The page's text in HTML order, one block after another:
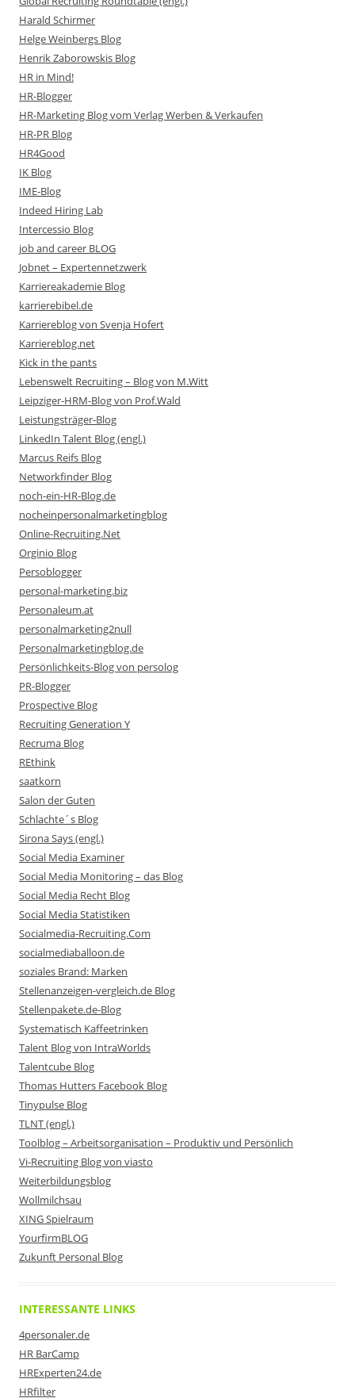
Harald Schirmer
Helge Weinbergs Blog
Henrik Zaborowskis Blog
HR in Mind!
HR-Blogger
HR-Marketing Blog vom Verlag Werben & Verkaufen
HR-PR Blog
HR4Good
IK Blog
IME-Blog
Indeed Hiring Lab
Intercessio Blog
job and career BLOG
Jobnet – Expertennetzwerk
Karriereakademie Blog
karrierebibel.de
Karriereblog von Svenja Hofert
Karriereblog.net
Kick in the pants
Lebenswelt Recruiting – Blog von M.Witt
Leipziger-HRM-Blog von Prof.Wald
Leistungsträger-Blog
LinkedIn Talent Blog (engl.)
Marcus Reifs Blog
Networkfinder Blog
noch-ein-HR-Blog.de
nocheinpersonalmarketingblog
Online-Recruiting.Net
Orginio Blog
Persoblogger
personal-marketing.biz
Personaleum.at
personalmarketing2null
Personalmarketingblog.de
Persönlichkeits-Blog von persolog
PR-Blogger
Prospective Blog
Recruiting Generation Y
Recruma Blog
REthink
saatkorn
Salon der Guten
Schlachte´s Blog
Sirona Says (engl.)
Social Media Examiner
Social Media Monitoring – das Blog
Social Media Recht Blog
Social Media Statistiken
Socialmedia-Recruiting.Com
socialmediaballoon.de
soziales Brand: Marken
Stellenanzeigen-vergleich.de Blog
Stellenpakete.de-Blog
Systematisch Kaffeetrinken
Talent Blog von IntraWorlds
Talentcube Blog
Thomas Hutters Facebook Blog
Tinypulse Blog
TLNT (engl.)
Toolblog – Arbeitsorganisation – Produktiv und Persönlich
Vi-Recruiting Blog von viasto
Weiterbildungsblog
Wollmilchsau
XING Spielraum
YourfirmBLOG
Zukunft Personal Blog
INTERESSANTE LINKS
4personaler.de
HR BarCamp
HRExperten24.de
HRfilter